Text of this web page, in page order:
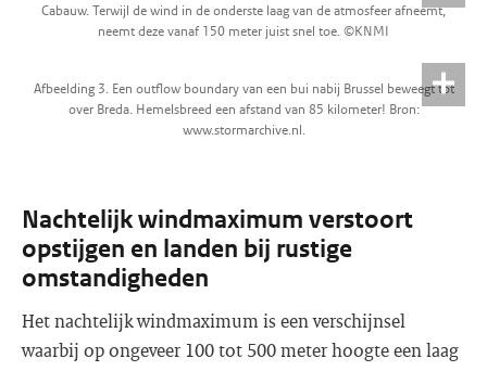
Cabauw. Terwijl de wind in de onderste laag van de atmosfeer afneemt,
neemt deze vanaf 150 meter juist snel toe. ©KNMI
Afbeelding 3. Een outflow boundary van een bui nabij Brussel beweegt tot
over Breda. Hemelsbreed een afstand van 85 kilometer! Bron:
www.stormarchive.nl.
Nachtelijk windmaximum verstoort
opstijgen en landen bij rustige
omstandigheden
Het nachtelijk windmaximum is een verschijnsel
waarbij op ongeveer 100 tot 500 meter hoogte een laag